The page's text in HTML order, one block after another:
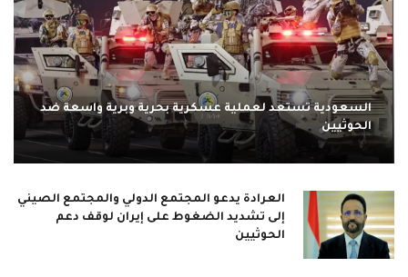
السعودية تستعد لعملية عسكرية بحرية وبرية واسعة ضد
الحوثيين
العرادة يدعو المجتمع الدولي والمجتمع الصيني
إلى تشديد الضغوط على إيران لوقف دعم
الحوثيين